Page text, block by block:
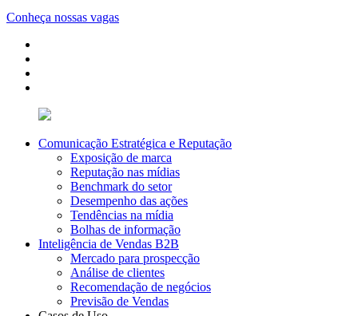
Conheça nossas vagas
Comunicação Estratégica e Reputação
Exposição de marca
Reputação nas mídias
Benchmark do setor
Desempenho das ações
Tendências na mídia
Bolhas de informação
Inteligência de Vendas B2B
Mercado para prospecção
Análise de clientes
Recomendação de negócios
Previsão de Vendas